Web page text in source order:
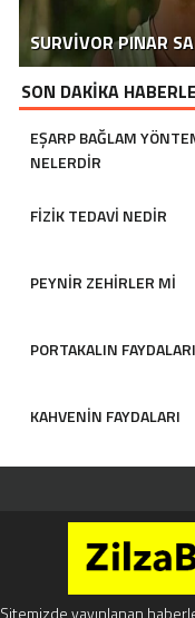
SURVIVOR PINAR
HÜKÜMETEMEKLI
SON DAKİKA
EŞARP BAĞLAM
NELERDIR
FIZIK TEDAVI NEDIR
PEYNIR ZEHIRLER MI
PORTAKALIN FAYDALARI
KAHVENIN FAYDALARI
Sitemizde yayınlanan